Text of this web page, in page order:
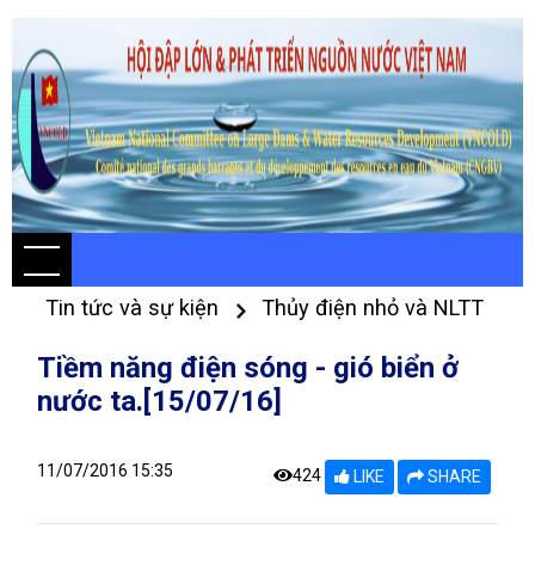
Tin tức và sự kiện Thủy điện nhỏ và NLTT
Tiềm năng điện sóng - gió biển ở
nước ta.[15/07/16]
11/07/2016 15:35 424 LIKE SHARE